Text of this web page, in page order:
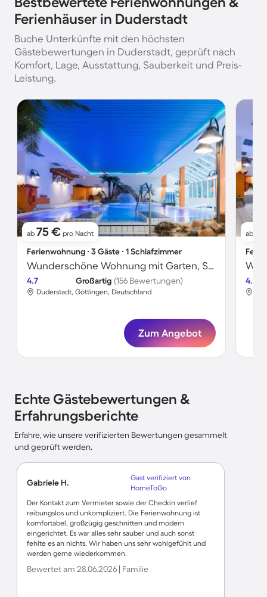
Ferienhäuser in Duderstadt
Buche Unterkünfte mit den höchsten
Gästebewertungen in Duderstadt, geprüft nach
Komfort, Lage, Ausstattung, Sauberkeit und Preis-
Leistung.
ab 75 € pro Nacht
Ferienwohnung ∙ 3 Gäste ∙ 1 Schlafzimmer
Wunderschöne Wohnung mit Garten, Sauna und Pool | Haustierfreundlich
4.7 Großartig (156 Bewertungen)
Duderstadt, Göttingen, Deutschland
Zum Angebot
ab
4.7
Echte Gästebewertungen &
Erfahrungsberichte
Erfahre, wie unsere verifizierten Bewertungen gesammelt
und geprüft werden.
Gabriele H.
Gast verifiziert von
HomeToGo
Der Kontakt zum Vermieter sowie der Checkin verlief
reibungslos und unkompliziert. Die Ferienwohnung ist
komfortabel, großzügig geschnitten und modern
eingerichtet. Es war alles sehr sauber und auch sonst
fehlte es an nichts. Wir haben uns sehr wohlgefühlt und
werden gerne wiederkommen.
Bewertet am 28.06.2026 | Familie